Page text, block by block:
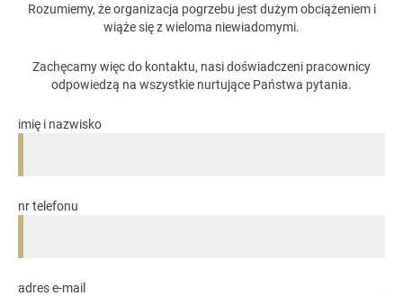
Rozumiemy, że organizacja pogrzebu jest dużym obciążeniem i
wiąże się z wieloma niewiadomymi.
Zachęcamy więc do kontaktu, nasi doświadczeni pracownicy
odpowiedzą na wszystkie nurtujące Państwa pytania.
imię i nazwisko
nr telefonu
adres e-mail